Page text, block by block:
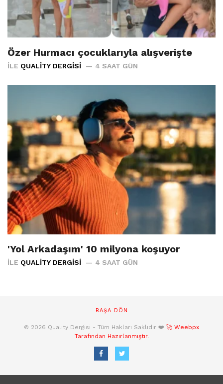
Özer Hurmacı çocuklarıyla alışverişte
İLE QUALITY DERGISI 4 SAAT GÜN
'Yol Arkadaşım' 10 milyona koşuyor
İLE QUALITY DERGISI 4 SAAT GÜN
BAŞA DÖN
© 2026 Quality Dergisi - Tüm Hakları Saklıdır ❤️ 🚀 Weebpx
Tarafından Hazırlanmıştır.